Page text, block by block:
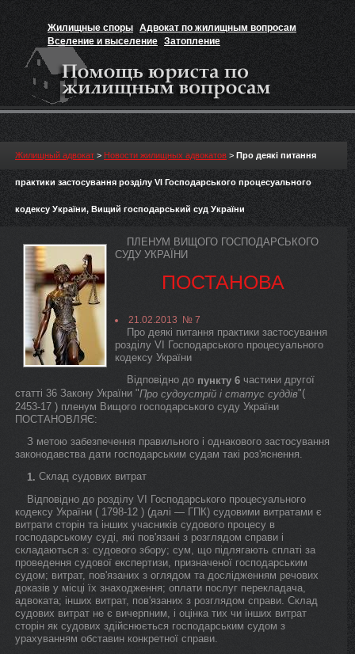
Жилищные споры Адвокат по жилищным вопросам
Вселение и выселение Затопление
Признание прав на жильё
Жилищный адвокат > Новости жилищных адвокатов > Про деякі питання
практики застосування розділу VI Господарського процесуального
кодексу України, Вищий господарський суд України
ПЛЕНУМ ВИЩОГО ГОСПОДАРСЬКОГО
СУДУ УКРАЇНИ
ПОСТАНОВА
21.02.2013 № 7
Про деякі питання практики застосування
розділу VI Господарського процесуального
кодексу України
Відповідно до пункту 6 частини другої
статті 36 Закону України "Про судоустрій і статус суддів"(
2453-17 ) пленум Вищого господарського суду України
ПОСТАНОВЛЯЄ:
З метою забезпечення правильного і однакового застосування
законодавства дати господарським судам такі роз'яснення.
1. Склад судових витрат
Відповідно до розділу VI Господарського процесуального
кодексу України ( 1798-12 ) (далі — ГПК) судовими витратами є
витрати сторін та інших учасників судового процесу в
господарському суді, які пов'язані з розглядом справи і
складаються з: судового збору; сум, що підлягають сплаті за
проведення судової експертизи, призначеної господарським
судом; витрат, пов'язаних з оглядом та дослідженням речових
доказів у місці їх знаходження; оплати послуг перекладача,
адвоката; інших витрат, пов'язаних з розглядом справи. Склад
судових витрат не є вичерпним, і оцінка тих чи інших витрат
сторін як судових здійснюється господарським судом з
урахуванням обставин конкретної справи.